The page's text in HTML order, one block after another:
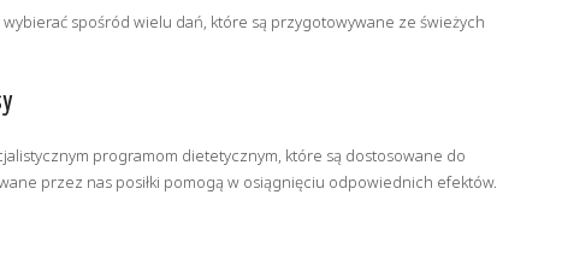
spośród wielu dań, które są przygotowywane ze świeżych
programom dietetycznym, które są dostosowane do
przez nas posiłki pomogą w osiągnięciu odpowiednich efektów.